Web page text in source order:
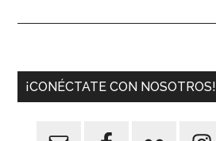
¡CONÉCTATE CON NOSOTROS!